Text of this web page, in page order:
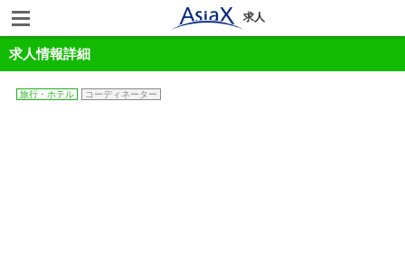
求人
求人情報詳細
旅行・ホテル コーディネーター